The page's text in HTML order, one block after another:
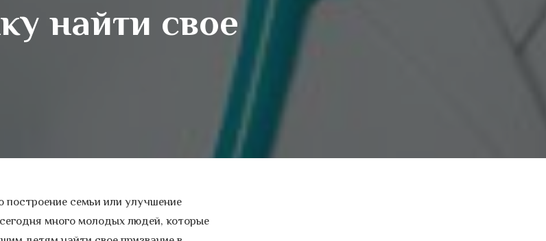
найти свое
семьи или улучшение
много молодых людей, которые